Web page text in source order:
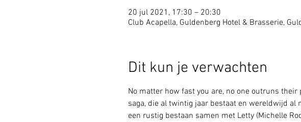
20 jul 2021, 17:30 – 20:30
Club Acapella, Guldenberg Hotel & Brasserie,
Dit kun je verwachten
No matter how fast you are, no one outruns
saga, die al twintig jaar bestaat en wereldwijd al
een rustig bestaan samen met Letty (Michelle